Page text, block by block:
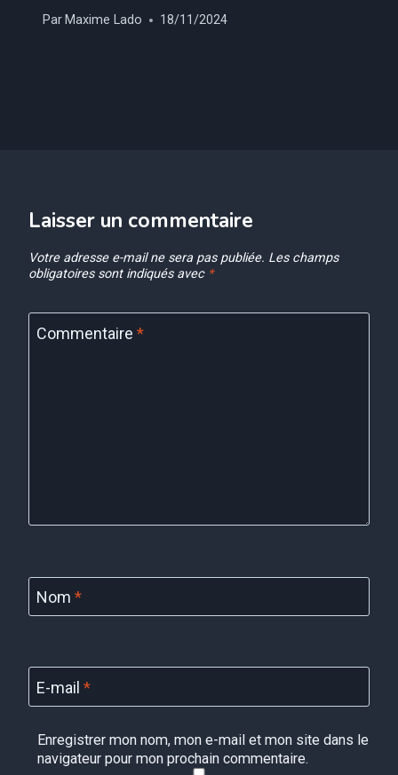
ParMaxime Lado 18/11/2024
Laisser un commentaire
Votre adresse e-mail ne sera pas publiée. Les champs
obligatoires sont indiqués avec *
Commentaire *
Nom *
E-mail *
Enregistrer mon nom, mon e-mail et mon site dans le
navigateur pour mon prochain commentaire.